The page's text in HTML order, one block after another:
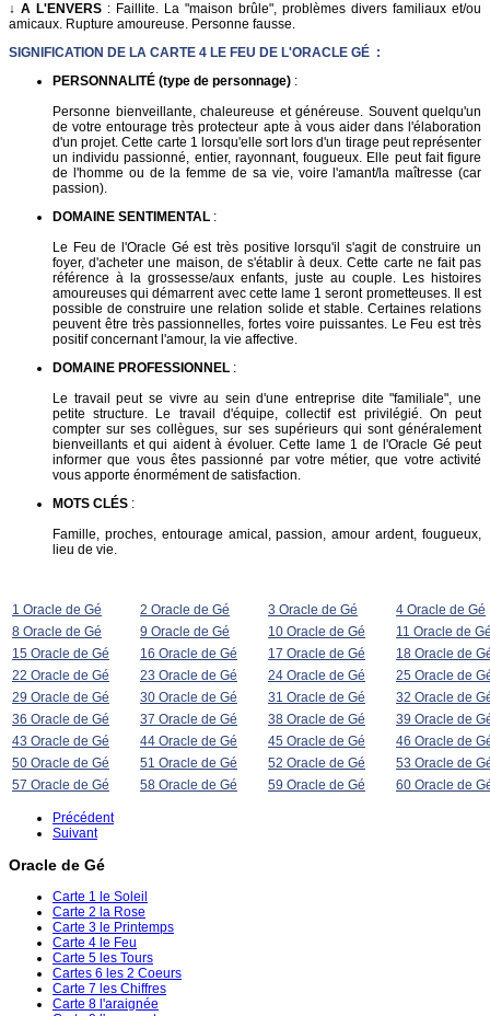
↓ A L'ENVERS : Faillite. La "maison brûle", problèmes divers familiaux et/ou
amicaux. Rupture amoureuse. Personne fausse.
SIGNIFICATION DE LA CARTE 4 LE FEU DE L'ORACLE GÉ :
PERSONNALITÉ (type de personnage) :
Personne bienveillante, chaleureuse et généreuse. Souvent quelqu'un
de votre entourage très protecteur apte à vous aider dans l'élaboration
d'un projet. Cette carte 1 lorsqu'elle sort lors d'un tirage peut représenter
un individu passionné, entier, rayonnant, fougueux. Elle peut fait figure
de l'homme ou de la femme de sa vie, voire l'amant/la maîtresse (car
passion).
DOMAINE SENTIMENTAL :
Le Feu de l'Oracle Gé est très positive lorsqu'il s'agit de construire un
foyer, d'acheter une maison, de s'établir à deux. Cette carte ne fait pas
référence à la grossesse/aux enfants, juste au couple. Les histoires
amoureuses qui démarrent avec cette lame 1 seront prometteuses. Il est
possible de construire une relation solide et stable. Certaines relations
peuvent être très passionnelles, fortes voire puissantes. Le Feu est très
positif concernant l'amour, la vie affective.
DOMAINE PROFESSIONNEL :
Le travail peut se vivre au sein d'une entreprise dite "familiale", une
petite structure. Le travail d'équipe, collectif est privilégié. On peut
compter sur ses collègues, sur ses supérieurs qui sont généralement
bienveillants et qui aident à évoluer. Cette lame 1 de l'Oracle Gé peut
informer que vous êtes passionné par votre métier, que votre activité
vous apporte énormément de satisfaction.
MOTS CLÉS :
Famille, proches, entourage amical, passion, amour ardent, fougueux,
lieu de vie.
1 Oracle de Gé 2 Oracle de Gé 3 Oracle de Gé
4 Oracle de Gé
8 Oracle de Gé
9 Oracle de Gé 10 Oracle de Gé
11 Oracle de
15 Oracle de Gé
16 Oracle de Gé 17 Oracle de Gé
18 Oracle de
22 Oracle de Gé
23 Oracle de Gé 24 Oracle de Gé
25 Oracle de
29 Oracle de Gé
30 Oracle de Gé 31 Oracle de Gé
32 Oracle de
36 Oracle de Gé
37 Oracle de Gé 38 Oracle de Gé
39 Oracle de
43 Oracle de Gé
44 Oracle de Gé 45 Oracle de Gé
46 Oracle de
50 Oracle de Gé
51 Oracle de Gé 52 Oracle de Gé
53 Oracle de
57 Oracle de Gé
58 Oracle de Gé 59 Oracle de Gé 60 Oracle de
Précédent
Suivant
Oracle de Gé
Carte 1 le Soleil
Carte 2 la Rose
Carte 3 le Printemps
Carte 4 le Feu
Carte 5 les Tours
Cartes 6 les 2 Coeurs
Carte 7 les Chiffres
Carte 8 l'araignée